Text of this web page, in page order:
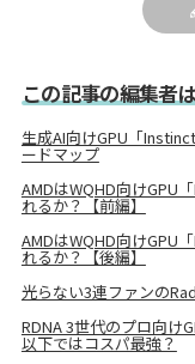
この記事の編集者
生成AI向けGPU「
ードマップ
AMDはWQHD向けGPU
れるか？【前編】
AMDはWQHD向けGPU
れるか？【後編】
光らない3連ファンの
RDNA 3世代のプロ向け
以下ではコスパ最強？